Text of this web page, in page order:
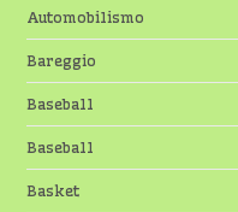
Automobilismo
Bareggio
Baseball
Baseball
Basket